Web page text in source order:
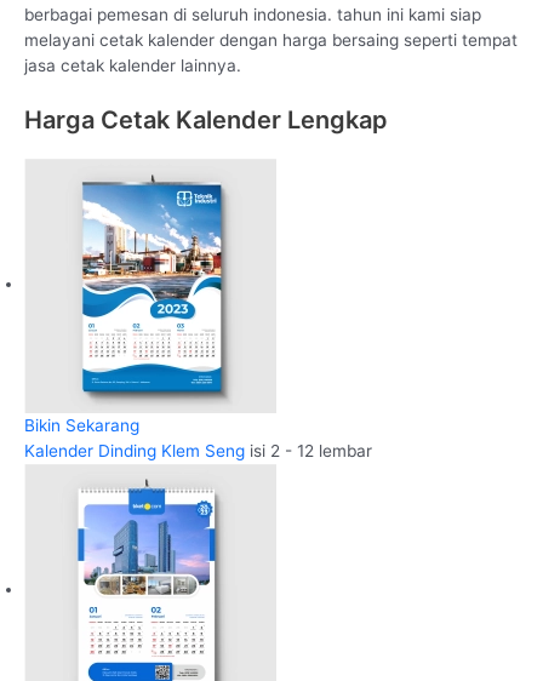
berbagai pemesan di seluruh indonesia. tahun ini kami siap
melayani cetak kalender dengan harga bersaing seperti tempat
jasa cetak kalender lainnya.
Harga Cetak Kalender Lengkap
Bikin Sekarang
Kalender Dinding Klem Seng isi 2 - 12 lembar